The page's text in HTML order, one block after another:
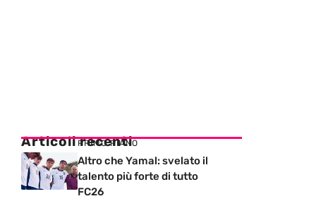
Articoli recenti
PRIMO PIANO
Altro che Yamal: svelato il
talento più forte di tutto
FC26